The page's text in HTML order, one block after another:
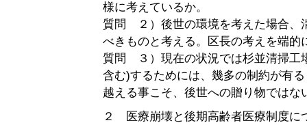
様に考えているか。
質問 ２）後世の環境を考えた場合、
べきものと考える。区長の考えを端的
質問 ３）現在の状況では杉並清掃工
含む)するためには、幾多の制約が有
越える事こそ、後世への贈り物ではな
２ 医療崩壊と後期高齢者医療制度に